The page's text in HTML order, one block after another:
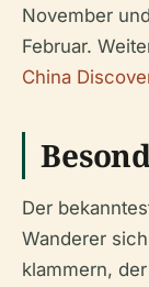
November
Februar.
China
Der
Wanderer
klammern,